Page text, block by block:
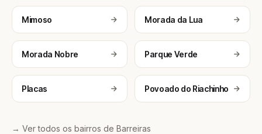
Mimoso Morada da Lua
Morada Nobre Parque Verde
Placas Povoado do Riachinho
→ Ver todos os bairros de Barreiras